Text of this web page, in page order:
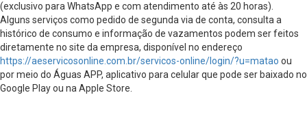
(exclusivo para WhatsApp e com atendimento até às 20 horas).
Alguns serviços como pedido de segunda via de conta, consulta a
histórico de consumo e informação de vazamentos podem ser feitos
diretamente no site da empresa, disponível no endereço
https://aeservicosonline.com.br/servicos-online/login/?u=matao ou
por meio do Águas APP, aplicativo para celular que pode ser baixado no
Google Play ou na Apple Store.